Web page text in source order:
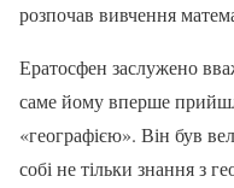
розпочав вивчення
Ератосфен заслужено
саме йому вперше
«географією». Він був
собі не тільки знання з